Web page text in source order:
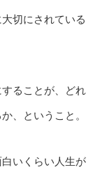
切にされている
ることが、どれ
、ということ。
いくらい人生が